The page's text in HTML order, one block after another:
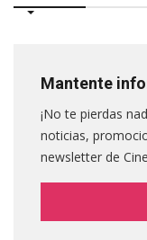
Mantente
¡No te pierdas
noticias,
newsletter de